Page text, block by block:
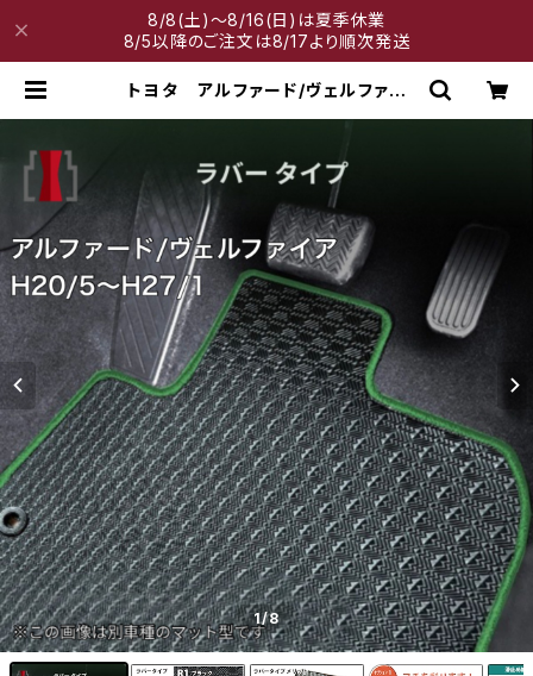
8/8(土)～8/16(日)は夏季休業
8/5以降のご注文は8/17より順次発送
トヨタ アルファード/ヴェルファイ
ット工房
1/8